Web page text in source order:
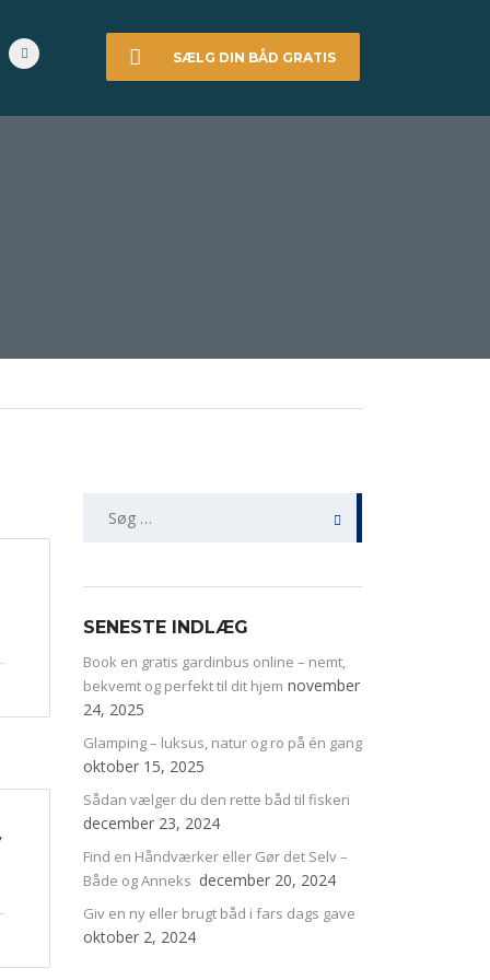
SÆLG DIN BÅD GRATIS
efter:
SENESTE INDLÆG
Book en gratis gardinbus online – nemt,
bekvemt og perfekt til dit hjem november
24, 2025
Glamping – luksus, natur og ro på én gang
oktober 15, 2025
Sådan vælger du den rette båd til fiskeri
december 23, 2024
Find en Håndværker eller Gør det Selv –
Både og Anneks december 20, 2024
Giv en ny eller brugt båd i fars dags gave
oktober 2, 2024